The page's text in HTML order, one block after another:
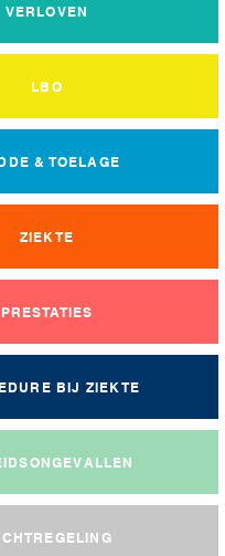
VERLOVEN
LBO
& TOELAGE
ZIEKTE
PRESTATIES
BIJ ZIEKTE